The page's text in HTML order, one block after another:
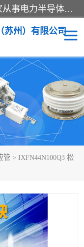
苏州沛易电子科技有限公司是一家从事电力半导体器件和电子元器件的专业代理及分销商，产品包括：IGBT模块、IPM模块、PIM模块、二极管、三极管、可控硅、整流桥、IGBT单管、IGBT电路驱动板、GTR达林顿模块、快恢复二极管、肖特基二极管、熔断器、IC集成电路、快速熔断器等。
苏州）有限公司
管 > IXFN44N100Q3 松
IGBT模块
艾赛斯可控硅
西门康可控硅